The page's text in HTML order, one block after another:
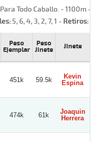
Todo Caballo. - 1100m -
5, 6, 4, 3, 2, 7, 1 - Retiros:
Peso
Ejemplar
Peso
Jinete
Jinete
451k 59.5k
Kevin
Espina
474k 61k
Joaquin
Herrera